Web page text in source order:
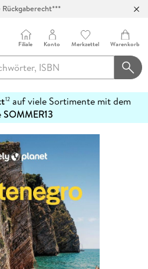
Filiale Konto Merkzettel Warenkorb
12auf viele Sortimente mit dem
SOMMER13